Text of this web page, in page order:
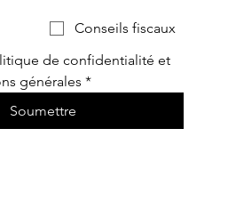
Conseils fiscaux
de confidentialité et
générales *
Soumettre